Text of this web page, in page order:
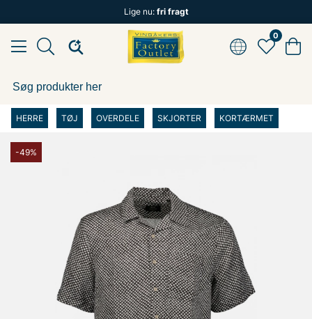
Lige nu: fri fragt
0
HERRE TØJ OVERDELE SKJORTER KORTÆRMET
-49%